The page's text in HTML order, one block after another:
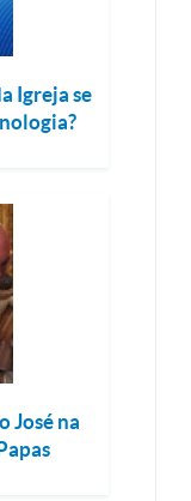
Igreja se
José na